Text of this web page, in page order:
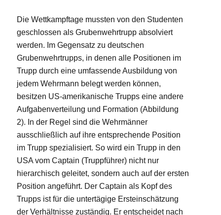
Die Wettkampftage mussten von den Studenten
geschlossen als Grubenwehrtrupp absolviert
werden. Im Gegensatz zu deutschen
Grubenwehrtrupps, in denen alle Positionen im
Trupp durch eine umfassende Ausbildung von
jedem Wehrmann belegt werden können,
besitzen US-amerikanische Trupps eine andere
Aufgabenverteilung und Formation (Abbildung
2). In der Regel sind die Wehrmänner
ausschließlich auf ihre entsprechende Position
im Trupp spezialisiert. So wird ein Trupp in den
USA vom Captain (Truppführer) nicht nur
hierarchisch geleitet, sondern auch auf der ersten
Position angeführt. Der Captain als Kopf des
Trupps ist für die untertägige Ersteinschätzung
der Verhältnisse zuständig. Er entscheidet nach